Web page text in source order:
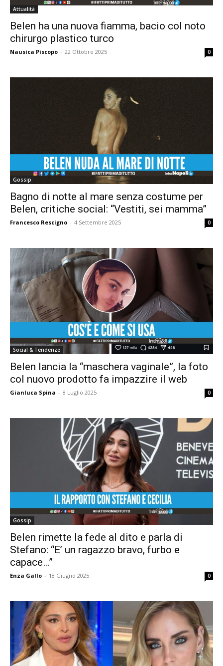
Attualità
Belen ha una nuova fiamma, bacio col noto
chirurgo plastico turco
Nausica Piscopo - 22 Ottobre 2025 0
Gossip
Bagno di notte al mare senza costume per
Belen, critiche social: “Vestiti, sei mamma”
Francesco Rescigno - 4 Settembre 2025 0
Social & Tendenze
Belen lancia la “maschera vaginale”, la foto
col nuovo prodotto fa impazzire il web
Gianluca Spina - 8 Luglio 2025 0
Gossip
Belen rimette la fede al dito e parla di
Stefano: “E’ un ragazzo bravo, furbo e
capace…”
Enza Gallo - 18 Giugno 2025 0